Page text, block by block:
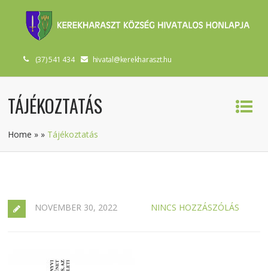
(37) 541 434 hivatal@kerekharaszt.hu
TÁJÉKOZTATÁS
Home » » Tájékoztatás
NOVEMBER 30, 2022 NINCS HOZZÁSZÓLÁS